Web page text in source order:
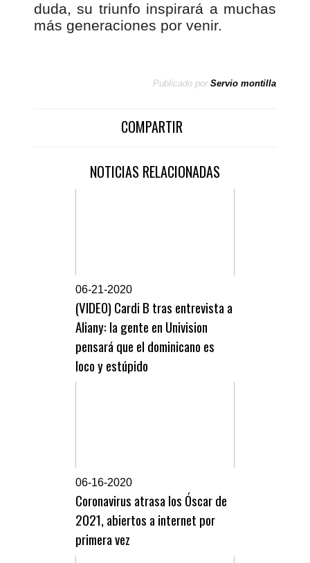
duda, su triunfo inspirará a muchas
más generaciones por venir.
Publicado por Servio montilla
COMPARTIR
NOTICIAS RELACIONADAS
06-21-2020
(VIDEO) Cardi B tras entrevista a
Aliany: la gente en Univision
pensará que el dominicano es
loco y estúpido
06-16-2020
Coronavirus atrasa los Óscar de
2021, abiertos a internet por
primera vez